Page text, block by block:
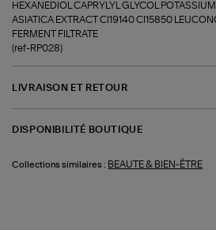
HEXANEDIOL CAPRYLYL GLYCOL
ASIATICA EXTRACT CI19140 CI15850
FERMENT FILTRATE
(ref-RP028)
LIVRAISON ET RETOUR
DISPONIBILITÉ BOUTIQUE
Collections similaires : BEAUTE & BIEN-ÊTRE